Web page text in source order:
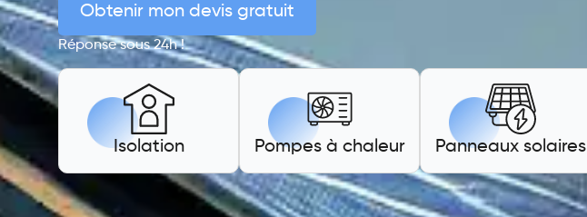
Obtenir mon devis gratuit
Réponse sous 24h !
Isolation Pompes à chaleur Panneaux solaires